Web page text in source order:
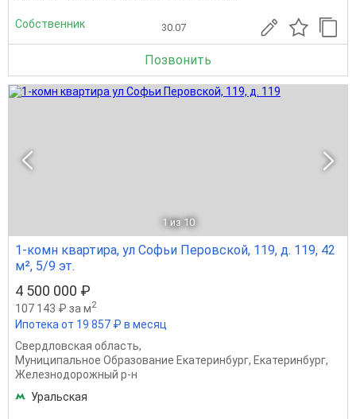
Собственник 30.07
Позвонить
1 из 10
1-комн квартира, ул Софьи Перовской, 119, д. 119, 42
м², 5/9 эт.
4 500 000 ₽
107 143 ₽ за м2
Ипотека от 19 857 ₽ в месяц
Свердловская область,
Муниципальное Образование Екатеринбург, Екатеринбург,
Железнодорожный р-н
Уральская